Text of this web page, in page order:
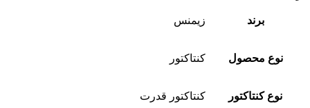
برند زیمنس
نوع محصول کنتاکتور
نوع کنتاکتور کنتاکتور قدرت